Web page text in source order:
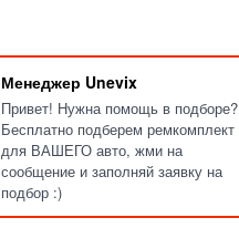
Менеджер Unevix
Привет! Нужна помощь в подборе?
Бесплатно подберем ремкомплект
для ВАШЕГО авто, жми на
сообщение и заполняй заявку на
подбор :)